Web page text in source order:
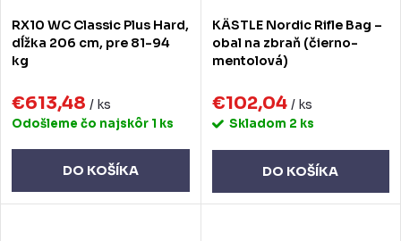
RX10 WC Classic Plus Hard,
dĺžka 206 cm, pre 81-94
kg
€613,48 / ks
Odošleme čo najskôr 1 ks
DO KOŠÍKA
KÄSTLE Nordic Rifle Bag –
obal na zbraň (čierno-
mentolová)
€102,04 / ks
Skladom 2 ks
DO KOŠÍKA